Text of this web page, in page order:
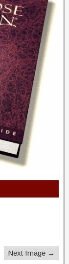
Next Image →